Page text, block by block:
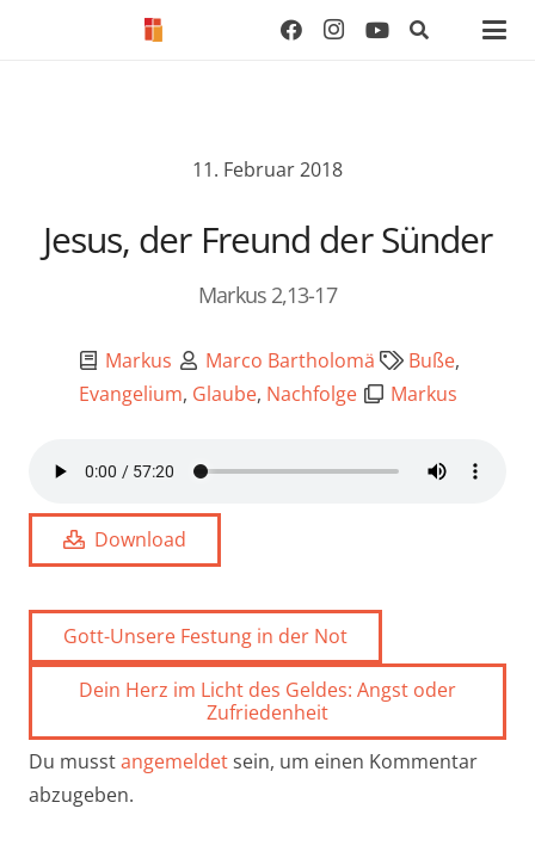
11. Februar 2018
Jesus, der Freund der Sünder
Markus 2,13-17
Markus Marco Bartholomä Buße,
Evangelium, Glaube, Nachfolge Markus
Download
Gott-Unsere Festung in der Not
Dein Herz im Licht des Geldes: Angst oder
Zufriedenheit
Du musstangemeldetsein, um einen Kommentar
abzugeben.